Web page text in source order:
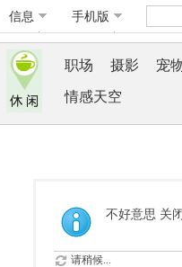
信息 手机版
职场 摄影 宠
情感天空
不好意思 关
请稍候...